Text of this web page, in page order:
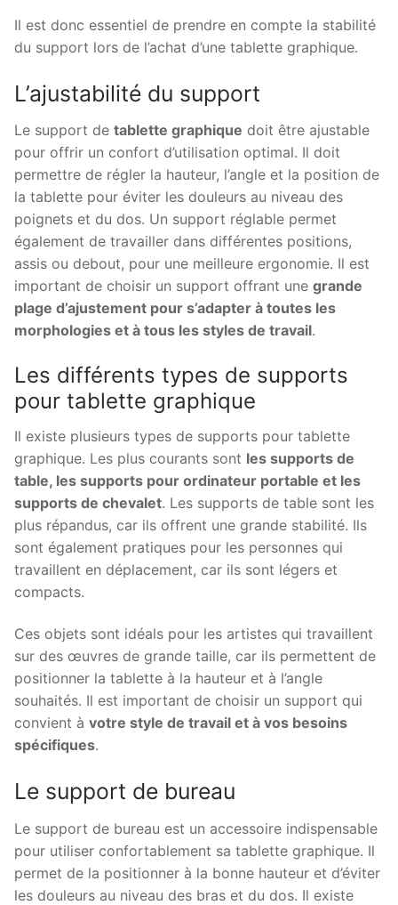
Il est donc essentiel de prendre en compte la stabilité
du support lors de l’achat d’une tablette graphique.
L’ajustabilité du support
Le support de tablette graphique doit être ajustable
pour offrir un confort d’utilisation optimal. Il doit
permettre de régler la hauteur, l’angle et la position de
la tablette pour éviter les douleurs au niveau des
poignets et du dos. Un support réglable permet
également de travailler dans différentes positions,
assis ou debout, pour une meilleure ergonomie. Il est
important de choisir un support offrant une grande
plage d’ajustement pour s’adapter à toutes les
morphologies et à tous les styles de travail.
Les différents types de supports
pour tablette graphique
Il existe plusieurs types de supports pour tablette
graphique. Les plus courants sont les supports de
table, les supports pour ordinateur portable et les
supports de chevalet. Les supports de table sont les
plus répandus, car ils offrent une grande stabilité. Ils
sont également pratiques pour les personnes qui
travaillent en déplacement, car ils sont légers et
compacts.
Ces objets sont idéals pour les artistes qui travaillent
sur des œuvres de grande taille, car ils permettent de
positionner la tablette à la hauteur et à l’angle
souhaités. Il est important de choisir un support qui
convient à votre style de travail et à vos besoins
spécifiques.
Le support de bureau
Le support de bureau est un accessoire indispensable
pour utiliser confortablement sa tablette graphique. Il
permet de la positionner à la bonne hauteur et d’éviter
les douleurs au niveau des bras et du dos. Il existe